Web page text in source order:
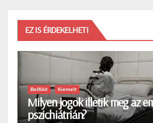
EZ IS ÉRDEKELHETI
Belföld Kiemelt
Milyen jogok illetik meg az
pszichiátrián?